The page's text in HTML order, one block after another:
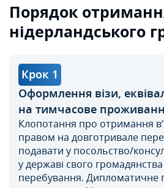
Порядок
нідерландського
Крок 1
Оформлення візи,
на тимчасове
Клопотання про отримання
правом на довготривале
подавати у посольство/
у державі свого
перебування. Дипломатичне